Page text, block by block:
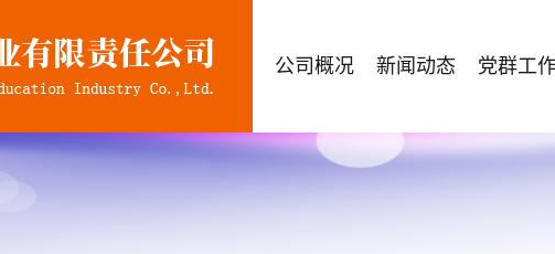
公司概况 新闻动态 党群工